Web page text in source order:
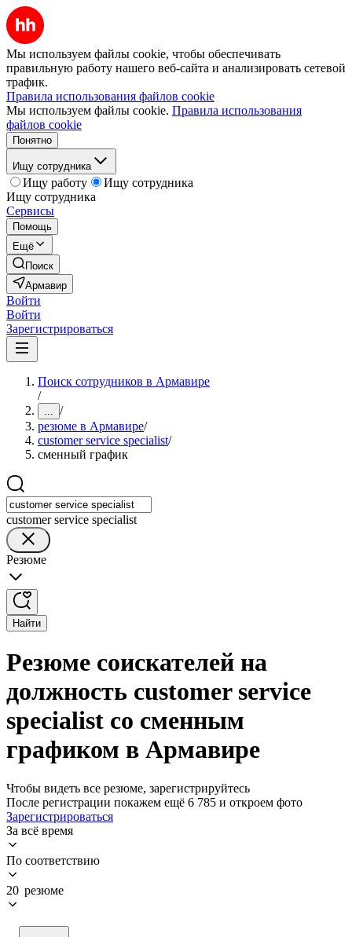
Мы используем файлы cookie, чтобы обеспечивать
правильную работу нашего веб-сайта и анализировать сетевой
трафик.
Правила использования файлов cookie
Мы используем файлы cookie. Правила использования
файлов cookie
Понятно
Ищу сотрудника
Ищу работу
Ищу сотрудника
Ищу сотрудника
Сервисы
Помощь
Ещё
Поиск
Армавир
Войти
Войти
Зарегистрироваться
Поиск сотрудников в Армавире
/
... /
резюме в Армавире/
customer service specialist/
сменный график
customer service specialist
Резюме
Найти
Резюме соискателей на
должность customer service
specialist со сменным
графиком в Армавире
Чтобы видеть все резюме, зарегистрируйтесь
После регистрации покажем ещё 6 785 и откроем фото
Зарегистрироваться
За всё время
По соответствию
20 резюме